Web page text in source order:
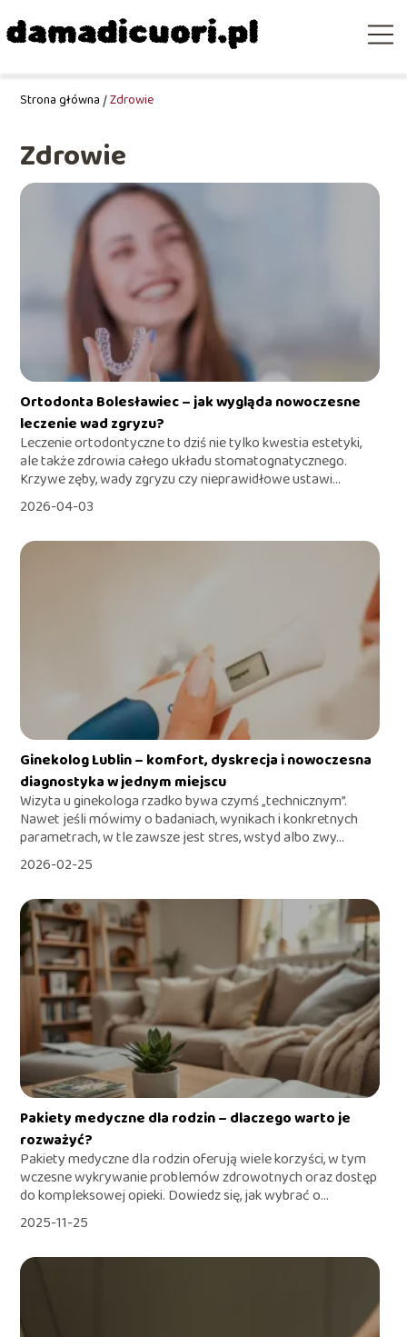
Strona główna/Zdrowie
Zdrowie
Ortodonta Bolesławiec – jak wygląda nowoczesne
leczenie wad zgryzu?
Leczenie ortodontyczne to dziś nie tylko kwestia estetyki,
ale także zdrowia całego układu stomatognatycznego.
Krzywe zęby, wady zgryzu czy nieprawidłowe ustawi...
2026-04-03
Ginekolog Lublin – komfort, dyskrecja i nowoczesna
diagnostyka w jednym miejscu
Wizyta u ginekologa rzadko bywa czymś „technicznym”.
Nawet jeśli mówimy o badaniach, wynikach i konkretnych
parametrach, w tle zawsze jest stres, wstyd albo zwy...
2026-02-25
Pakiety medyczne dla rodzin – dlaczego warto je
rozważyć?
Pakiety medyczne dla rodzin oferują wiele korzyści, w tym
wczesne wykrywanie problemów zdrowotnych oraz dostęp
do kompleksowej opieki. Dowiedz się, jak wybrać o...
2025-11-25